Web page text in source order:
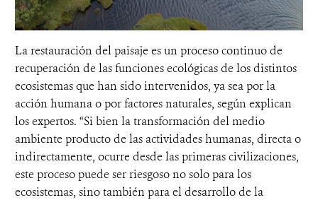
La restauración del paisaje es un proceso continuo de
recuperación de las funciones ecológicas de los distintos
ecosistemas que han sido intervenidos, ya sea por la
acción humana o por factores naturales, según explican
los expertos. “Si bien la transformación del medio
ambiente producto de las actividades humanas, directa o
indirectamente, ocurre desde las primeras civilizaciones,
este proceso puede ser riesgoso no solo para los
ecosistemas, sino también para el desarrollo de la